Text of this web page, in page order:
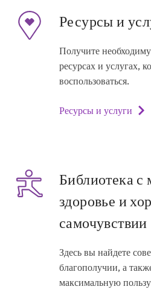
Ресурсы и
Получите
ресурсах и услугах,
воспользоваться.
Ресурсы и услуги
Библиотека с
здоровье и
самочувствии
Здесь вы найдете
благополучии, а
максимальную